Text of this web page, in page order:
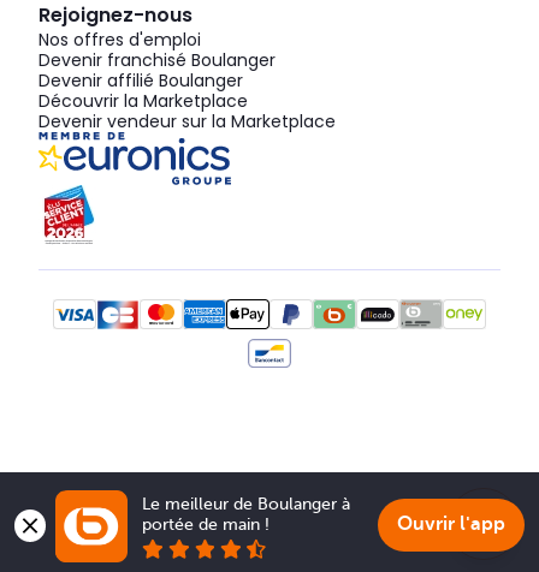
Rejoignez-nous
Nos offres d'emploi
Devenir franchisé Boulanger
Devenir affilié Boulanger
Découvrir la Marketplace
Devenir vendeur sur la Marketplace
Le meilleur de Boulanger à
portée de main !
Ouvrir l'app